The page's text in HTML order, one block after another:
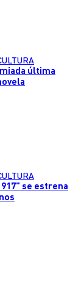
última
se estrena